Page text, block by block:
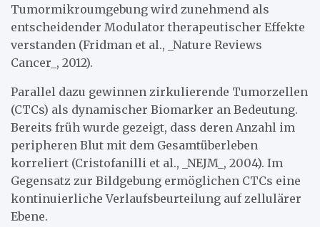
Tumormikroumgebung wird zunehmend als
entscheidender Modulator therapeutischer Effekte
verstanden (Fridman et al., _Nature Reviews
Cancer_, 2012).
Parallel dazu gewinnen zirkulierende Tumorzellen
(CTCs) als dynamischer Biomarker an Bedeutung.
Bereits früh wurde gezeigt, dass deren Anzahl im
peripheren Blut mit dem Gesamtüberleben
korreliert (Cristofanilli et al., _NEJM_, 2004). Im
Gegensatz zur Bildgebung ermöglichen CTCs eine
kontinuierliche Verlaufsbeurteilung auf zellulärer
Ebene.